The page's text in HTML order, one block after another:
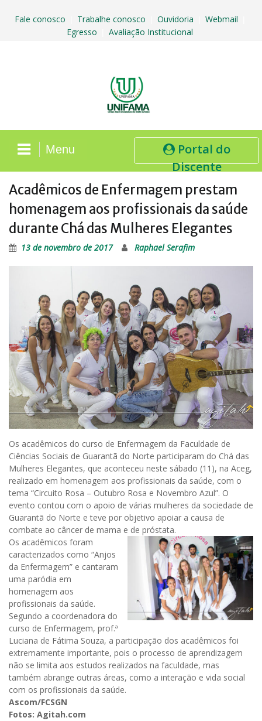
Fale conosco Trabalhe conosco Ouvidoria Webmail
Egresso Avaliação Institucional
Portal do
Discente
Menu
Acadêmicos de Enfermagem prestam
homenagem aos profissionais da saúde
durante Chá das Mulheres Elegantes
13 de novembro de 2017 Raphael Serafim
Os acadêmicos do curso de Enfermagem da Faculdade de
Ciências Sociais de Guarantã do Norte participaram do Chá das
Mulheres Elegantes, que aconteceu neste sábado (11), na Aceg,
realizado em homenagem aos profissionais da saúde, com o
tema “Circuito Rosa – Outubro Rosa e Novembro Azul”. O
evento contou com o apoio de várias mulheres da sociedade de
Guarantã do Norte e teve por objetivo apoiar a causa de
combate ao câncer de mama e de próstata.
Os acadêmicos foram
caracterizados como “Anjos
da Enfermagem” e cantaram
uma paródia em
homenagem aos
profissionais da saúde.
Segundo a coordenadora do
curso de Enfermagem, prof.ª
Luciana de Fátima Souza, a participação dos acadêmicos foi
extremamente importante, pois o processo de aprendizagem
não se limita aos estudos realizados na faculdade, mas
também abrange outras áreas, como a interação e vida social
com os profissionais da saúde.
Ascom/FCSGN
Fotos: Agitah.com